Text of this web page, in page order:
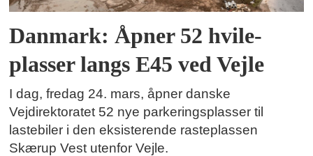
Danmark: Åpner 52 hvile-
plasser langs E45 ved Vejle
I dag, fredag 24. mars, åpner danske
Vejdirektoratet 52 nye parkeringsplasser til
lastebiler i den eksisterende rasteplassen
Skærup Vest utenfor Vejle.